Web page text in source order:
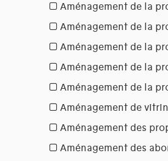
Aménagement de la
Aménagement de la
Aménagement de la
Aménagement de la
Aménagement de la
Aménagement de
Aménagement des
Aménagement des